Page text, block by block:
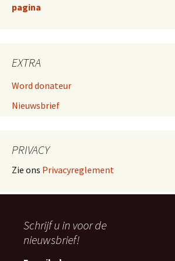
pagina
EXTRA
Word donateur
Nieuwsbrief
PRIVACY
Zie ons Privacyreglement
Schrijf u in voor de
nieuwsbrief!